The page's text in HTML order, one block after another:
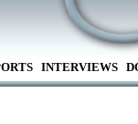
INTERVIEWS